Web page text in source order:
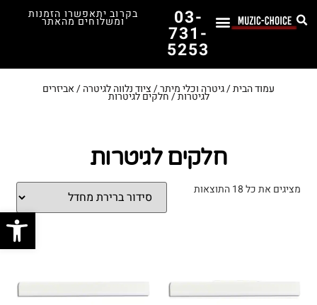
03-
731-
5253
בקרוב יתאפשרו הזמנות
ומשלוחים מהאתר
עמוד הבית/גיטרה וכלי מיתר/ציוד נלווה לגיטרה/אביזרים
לגיטרות/ חלקים לגיטרות
חלקים לגיטרות
מציגים את כל ⁦18⁩ התוצאות
פתח